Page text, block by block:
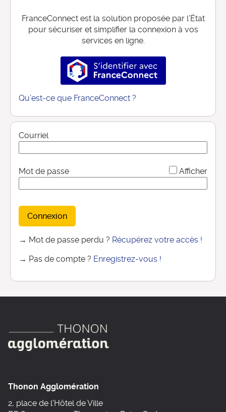
FranceConnect est la solution proposée par l’État
pour sécuriser et simplifier la connexion à vos
services en ligne.
S’identifier avec
Qu’est-ce que FranceConnect ?
Courriel
Mot de passe Afficher
Connexion
→ Mot de passe perdu ? Récupérez votre accès !
→ Pas de compte ? Enregistrez-vous !
Thonon Agglomération
2, place de l'Hôtel de Ville